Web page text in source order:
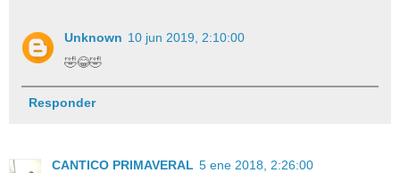
Unknown 10 jun 2019, 2:10:00
🤣😂🤣
Responder
CANTICO PRIMAVERAL 5 ene 2018, 2:26:00